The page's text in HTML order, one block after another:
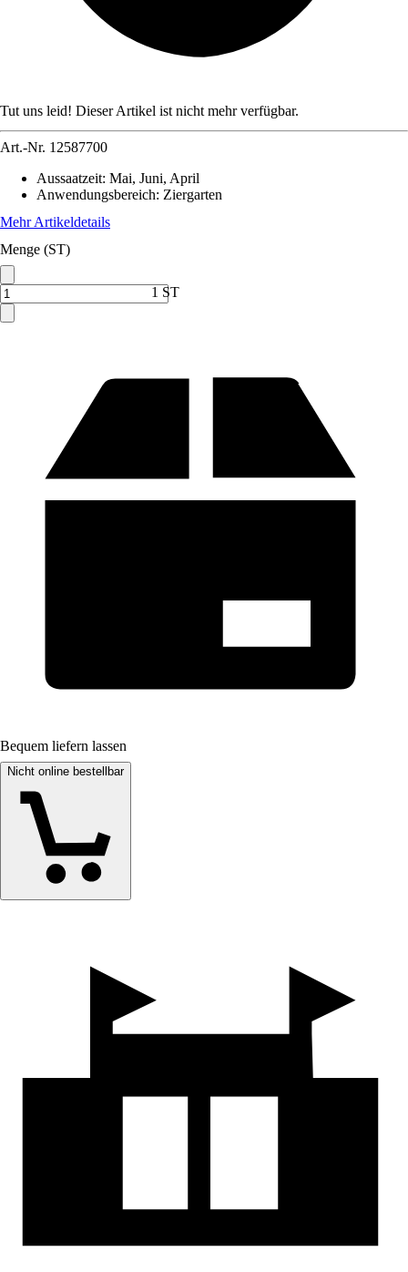
Tut uns leid! Dieser Artikel ist nicht mehr verfügbar.
Art.-Nr. 12587700
Aussaatzeit: Mai, Juni, April
Anwendungsbereich: Ziergarten
Mehr Artikeldetails
Menge (ST)
1 ST
Bequem liefern lassen
Nicht online bestellbar